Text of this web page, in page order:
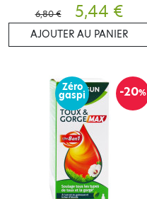
PASTILLES
6,80 € 5,44 €
AJOUTER AU PANIER
-20%
Zéro
gaspi